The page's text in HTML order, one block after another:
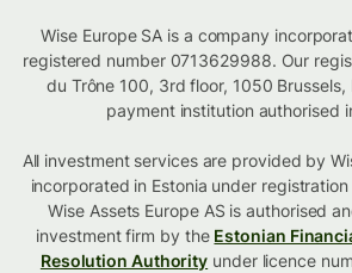
Wise Europe SA is a company
registered number 0713629988. Our
du Trône 100, 3rd floor, 1050 Brussels,
payment institution authorised
All investment services are provided by
incorporated in Estonia under
Wise Assets Europe AS is authorised
investment firm by the Estonian
Resolution Authority under licence